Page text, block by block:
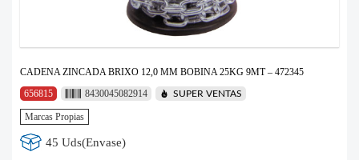
CADENA ZINCADA BRIXO 12,0 MM BOBINA 25KG 9MT – 472345
656815
8430045082914 SUPER VENTAS
Marcas Propias
45 Uds(Envase)